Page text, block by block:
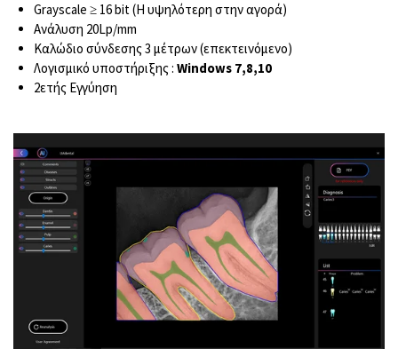
Grayscale ≥ 16 bit (Η υψηλότερη στην αγορά)
Ανάλυση 20Lp/mm
Καλώδιο σύνδεσης 3 μέτρων (επεκτεινόμενο)
Λογισμικό υποστήριξης : Windows 7,8,10
2ετής Εγγύηση